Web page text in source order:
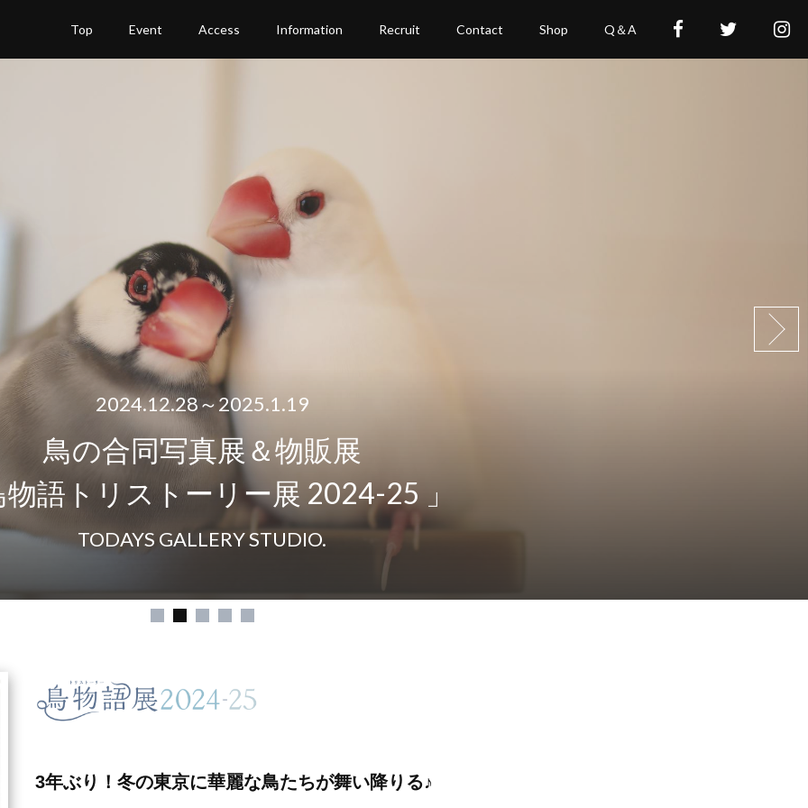
Top Event Access Information Recruit Contact Shop Q＆A
2024.12.28～2025.1.19
鳥の合同写真展＆物販展
語トリストーリー展 2024-25 」
TODAYS GALLERY STUDIO.
3年ぶり！冬の東京に華麗な鳥たちが舞い降りる♪